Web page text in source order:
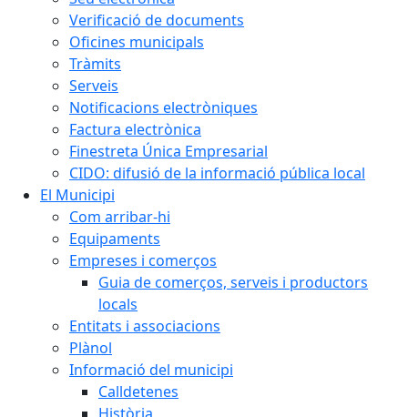
Verificació de documents
Oficines municipals
Tràmits
Serveis
Notificacions electròniques
Factura electrònica
Finestreta Única Empresarial
CIDO: difusió de la informació pública local
El Municipi
Com arribar-hi
Equipaments
Empreses i comerços
Guia de comerços, serveis i productors
locals
Entitats i associacions
Plànol
Informació del municipi
Calldetenes